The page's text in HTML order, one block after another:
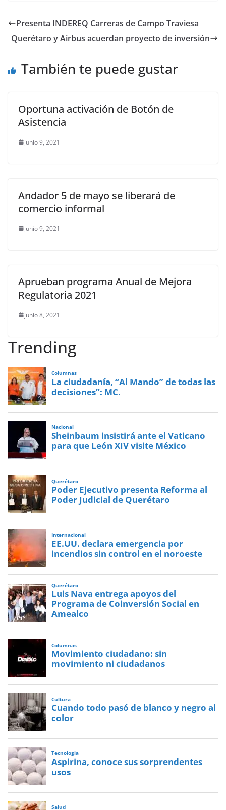
e
b
o
er l s
A
p
e
n
er
gr
a
p
ar
Presenta INDEREQ Carreras de Campo Traviesa
Querétaro y Airbus acuerdan proyecto de inversión
También te puede gustar
Oportuna activación de Botón de
Asistencia
junio 9, 2021
Andador 5 de mayo se liberará de
comercio informal
junio 9, 2021
Aprueban programa Anual de Mejora
Regulatoria 2021
junio 8, 2021
Trending